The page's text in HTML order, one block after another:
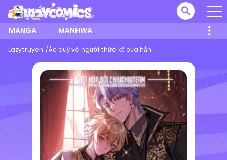
MANGA MANHWA
Lazytruyen Ác quỷ và người thừa kế của hắn